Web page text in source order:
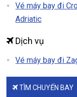
Vé máy bay đi
Adriatic
Dịch vụ
Vé máy bay đi
TÌM CHUYẾN BAY